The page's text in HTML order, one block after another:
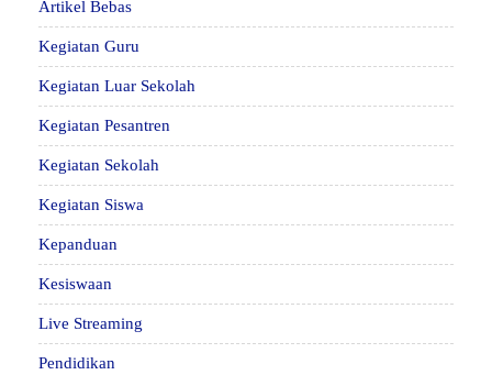
Artikel Bebas
Kegiatan Guru
Kegiatan Luar Sekolah
Kegiatan Pesantren
Kegiatan Sekolah
Kegiatan Siswa
Kepanduan
Kesiswaan
Live Streaming
Pendidikan